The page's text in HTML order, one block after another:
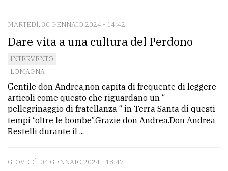
MARTEDÌ, 30 GENNAIO 2024 - 14:42
Dare vita a una cultura del Perdono
INTERVENTO
LOMAGNA
Gentile don Andrea,non capita di frequente di leggere
articoli come questo che riguardano un “
pellegrinaggio di fratellanza “ in Terra Santa di questi
tempi “oltre le bombe”.Grazie don Andrea.Don Andrea
Restelli durante il ...
GIOVEDÌ, 04 GENNAIO 2024 - 18:47